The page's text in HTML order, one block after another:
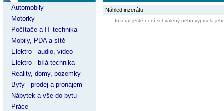
Automobily
Motorky
Počítače a IT technika
Mobily, PDA a sítě
Elektro - audio, video
Elektro - bílá technika
Reality, domy, pozemky
Byty - prodej a pronájem
Nábytek a vše do bytu
Práce
Náhled inzerátu
Inzerát ještě není schválený nebo vypršela